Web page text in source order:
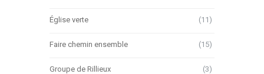
Église verte (11)
Faire chemin ensemble (15)
Groupe de Rillieux (3)